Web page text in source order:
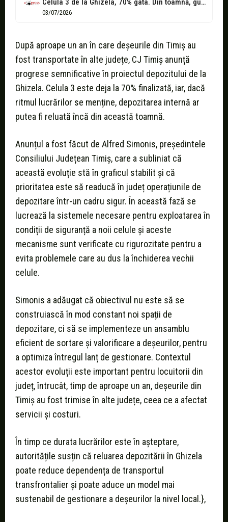
Celula 3 de la Ghizela, 70% gata. Din toamnă, gunoiul din Timiș...
03/07/2026
După aproape un an în care deșeurile din Timiș au
fost transportate în alte județe, CJ Timiș anunță
progrese semnificative în proiectul depozitului de la
Ghizela. Celula 3 este deja la 70% finalizată, iar, dacă
ritmul lucrărilor se menține, depozitarea internă ar
putea fi reluată încă din această toamnă.
Anunțul a fost făcut de Alfred Simonis, președintele
Consiliului Județean Timiș, care a subliniat că
această evoluție stă în graficul stabilit și că
prioritatea este să readucă în județ operațiunile de
depozitare într-un cadru sigur. În această fază se
lucrează la sistemele necesare pentru exploatarea în
condiții de siguranță a noii celule și aceste
mecanisme sunt verificate cu rigurozitate pentru a
evita problemele care au dus la închiderea vechii
celule.
Simonis a adăugat că obiectivul nu este să se
construiască în mod constant noi spații de
depozitare, ci să se implementeze un ansamblu
eficient de sortare și valorificare a deșeurilor, pentru
a optimiza întregul lanț de gestionare. Contextul
acestor evoluții este important pentru locuitorii din
județ, întrucât, timp de aproape un an, deșeurile din
Timiș au fost trimise în alte județe, ceea ce a afectat
servicii și costuri.
În timp ce durata lucrărilor este în așteptare,
autoritățile susțin că reluarea depozitării în Ghizela
poate reduce dependența de transportul
transfrontalier și poate aduce un model mai
sustenabil de gestionare a deșeurilor la nivel local.},